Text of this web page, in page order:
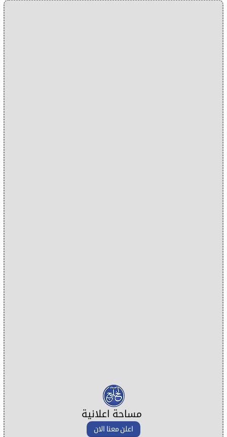
مساحة اعلانية
اعلن معنا الان